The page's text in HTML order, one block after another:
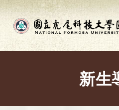
跳到主要內容
新生